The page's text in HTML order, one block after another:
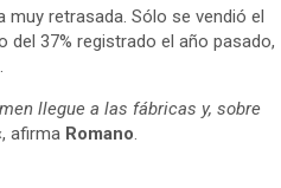
retrasada. Sólo se vendió el
del 37% registrado el año pasado,
llegue a las fábricas y, sobre
afirma Romano.